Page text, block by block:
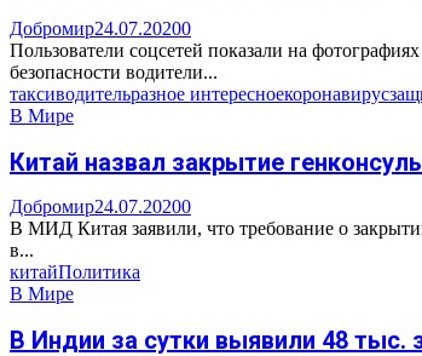
Добромир24.07.20200
Пользователи соцсетей показали на
безопасности водители...
таксиводительразное интересноекоронавирус
В Мире
Китай назвал закрытие
Добромир24.07.20200
В МИД Китая заявили, что требование о
в...
китайПолитика
В Мире
В Индии за сутки выявили 48 тыс.